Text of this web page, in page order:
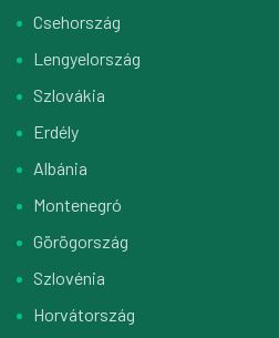
Csehország
Lengyelország
Szlovákia
Erdély
Albánia
Montenegró
Görögország
Szlovénia
Horvátország